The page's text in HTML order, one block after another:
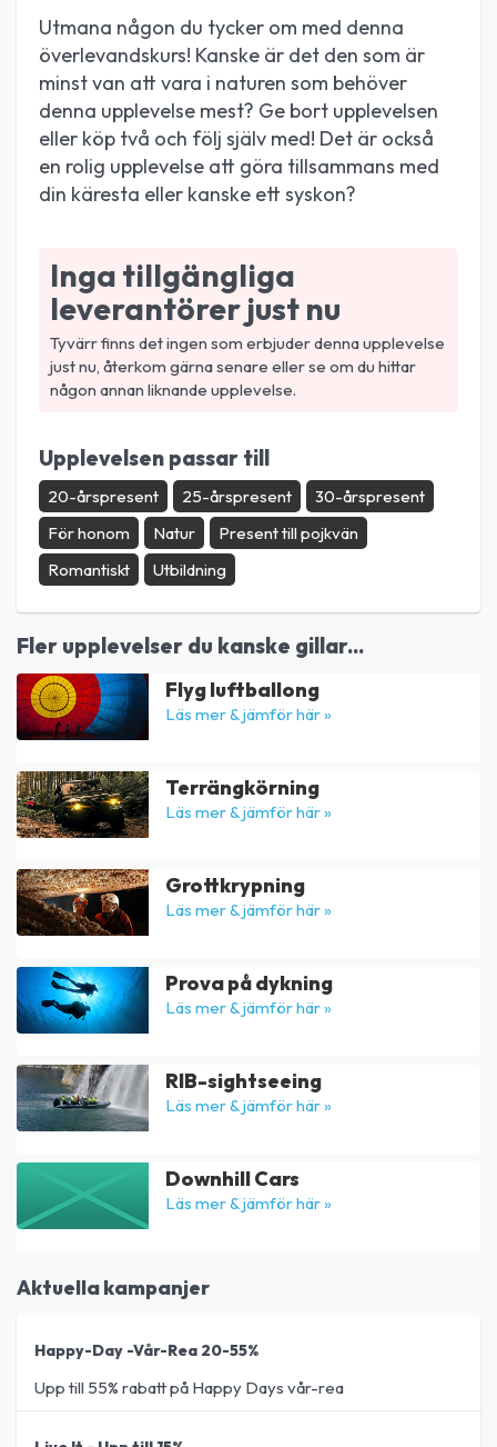
Utmana någon du tycker om med denna
överlevandskurs! Kanske är det den som är
minst van att vara i naturen som behöver
denna upplevelse mest? Ge bort upplevelsen
eller köp två och följ själv med! Det är också
en rolig upplevelse att göra tillsammans med
din käresta eller kanske ett syskon?
Inga tillgängliga
leverantörer just nu
Tyvärr finns det ingen som erbjuder denna upplevelse
just nu, återkom gärna senare eller se om du hittar
någon annan liknande upplevelse.
Upplevelsen passar till
20-årspresent 25-årspresent
30-årspresent
För honom
Natur
Present till pojkvän
Romantiskt
Utbildning
Fler upplevelser du kanske gillar...
Flyg luftballong
Läs mer & jämför här »
Terrängkörning
Läs mer & jämför här »
Grottkrypning
Läs mer & jämför här »
Prova på dykning
Läs mer & jämför här »
RIB-sightseeing
Läs mer & jämför här »
Downhill Cars
Läs mer & jämför här »
Aktuella kampanjer
Happy-Day -Vår-Rea 20-55%
Upp till 55% rabatt på Happy Days vår-rea